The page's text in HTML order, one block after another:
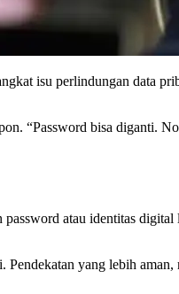
isu perlindungan data
“Password bisa diganti.
atau identitas digital
yang lebih